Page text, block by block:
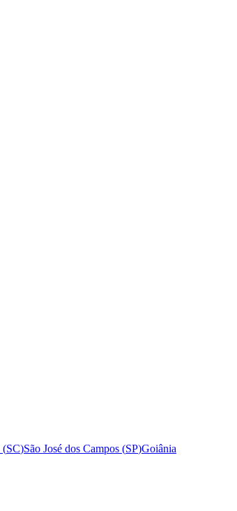
(SC)São José dos Campos (SP)Goiânia